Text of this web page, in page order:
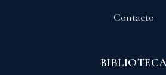
Contacto